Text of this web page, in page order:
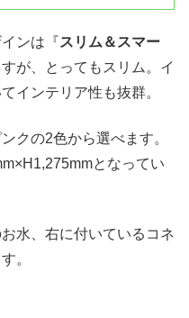
ンは『スリム＆スマー
が、とってもスリム。イ
インテリア性も抜群。
クの2色から選べます。
となってい
水、右に付いているコネ
。